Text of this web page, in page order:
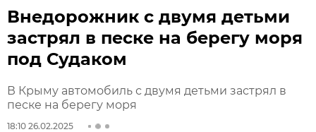
Внедорожник с двумя детьми
застрял в песке на берегу моря
под Судаком
В Крыму автомобиль с двумя детьми застрял в
песке на берегу моря
18:10 26.02.2025